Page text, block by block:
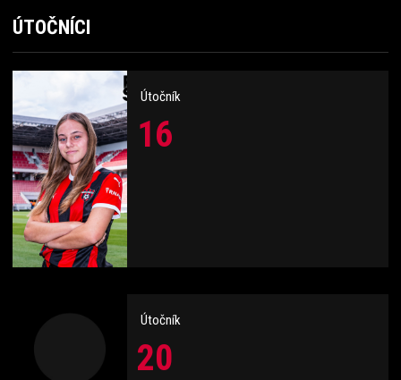
ÚTOČNÍCI
Útočník
16
Útočník
20